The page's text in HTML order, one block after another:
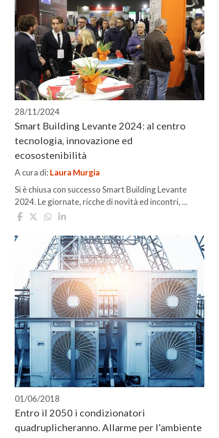
28/11/2024
Smart Building Levante 2024: al centro
tecnologia, innovazione ed
ecosostenibilità
A cura di: Laura Murgia
Si è chiusa con successo Smart Building Levante
2024. Le giornate, ricche di novità ed incontri, ...
01/06/2018
Entro il 2050 i condizionatori
quadruplicheranno. Allarme per l’ambiente